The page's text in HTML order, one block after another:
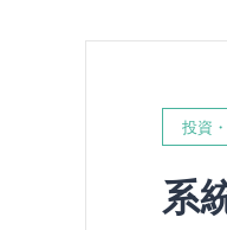
投資
系